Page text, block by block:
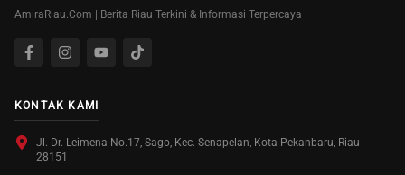
AmiraRiau.Com | Berita Riau Terkini & Informasi Terpercaya
KONTAK KAMI
Jl. Dr. Leimena No.17, Sago, Kec. Senapelan, Kota Pekanbaru, Riau
28151